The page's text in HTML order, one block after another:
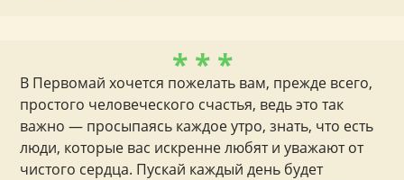
* * *
В Первомай хочется пожелать вам, прежде всего,
простого человеческого счастья, ведь это так
важно — просыпаясь каждое утро, знать, что есть
люди, которые вас искренне любят и уважают от
чистого сердца. Пускай каждый день будет